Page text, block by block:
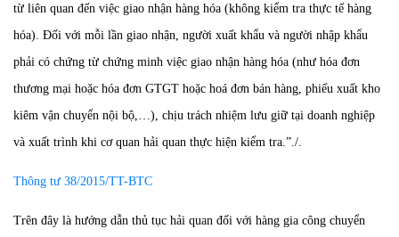
từ liên quan đến việc giao nhận hàng hóa (không kiểm tra thực tế hàng
hóa). Đối với mỗi lần giao nhận, người xuất khẩu và người nhập khẩu
phải có chứng từ chứng minh việc giao nhận hàng hóa (như hóa đơn
thương mại hoặc hóa đơn GTGT hoặc hoá đơn bán hàng, phiếu xuất kho
kiêm vận chuyển nội bộ,…), chịu trách nhiệm lưu giữ tại doanh nghiệp
và xuất trình khi cơ quan hải quan thực hiện kiểm tra.”./.
Thông tư 38/2015/TT-BTC
Trên đây là hướng dẫn thủ tục hải quan đối với hàng gia công chuyển